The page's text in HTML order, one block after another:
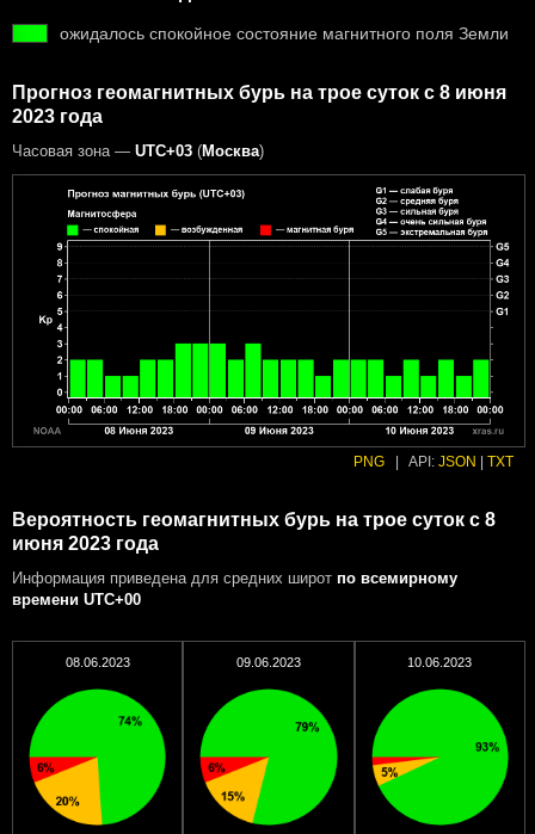
ожидалось спокойное состояние магнитного поля Земли
Прогноз геомагнитных бурь на трое суток с 8 июня
2023 года
Часовая зона — UTC+03 (Москва)
PNG API: JSON TXT
Вероятность геомагнитных бурь на трое суток с 8
июня 2023 года
Информация приведена для средних широт по всемирному
времени UTC+00
08.06.2023 09.06.2023 10.06.2023